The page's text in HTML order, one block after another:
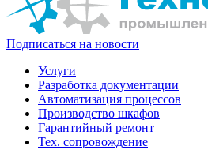
Подписаться на новости
Услуги
Разработка документации
Автоматизация процессов
Производство шкафов
Гарантийный ремонт
Тех. сопровождение